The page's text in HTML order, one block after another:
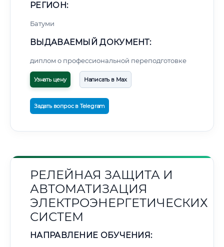
РЕГИОН:
Батуми
ВЫДАВАЕМЫЙ ДОКУМЕНТ:
диплом о профессиональной переподготовке
Узнать цену Написать в Max
Задать вопрос в Telegram
РЕЛЕЙНАЯ ЗАЩИТА И
АВТОМАТИЗАЦИЯ
ЭЛЕКТРОЭНЕРГЕТИЧЕСКИХ
СИСТЕМ
НАПРАВЛЕНИЕ ОБУЧЕНИЯ: